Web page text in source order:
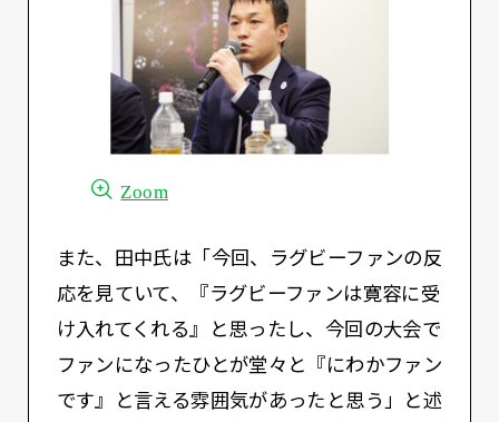
Zoom
また、田中氏は「今回、ラグビーファンの反
応を見ていて、『ラグビーファンは寛容に受
け入れてくれる』と思ったし、今回の大会で
ファンになったひとが堂々と『にわかファン
です』と言える雰囲気があったと思う」と述